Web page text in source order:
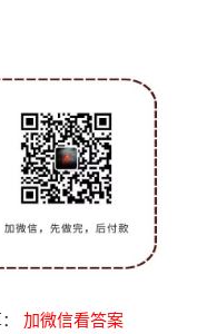
：加微信看答案